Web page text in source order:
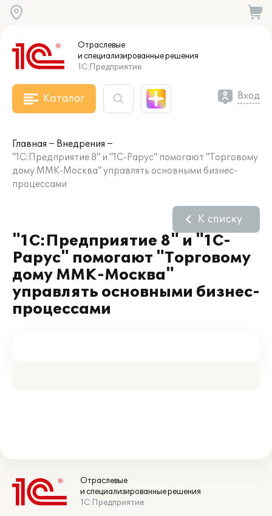
Отраслевые
и специализированныерешения
1С:Предприятие
Каталог Вход
Главная
Внедрения
"1С:Предприятие 8" и "1С-Рарус" помогают "Торговому
дому ММК-Москва" управлять основными бизнес-
процессами
"1С:Предприятие 8" и "1С-
Рарус" помогают "Торговому
дому ММК-Москва"
управлять основными бизнес-
процессами
К списку
Отраслевые
и специализированные решения
1С:Предприятие